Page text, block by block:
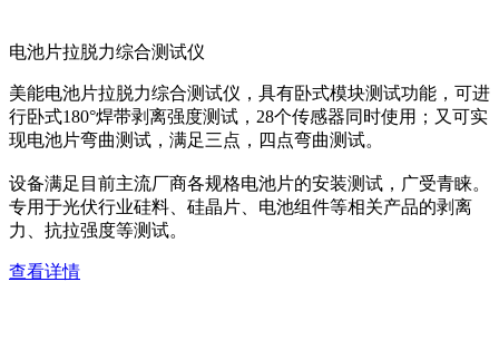
电池片拉脱力综合测试仪
美能电池片拉脱力综合测试仪，具有卧式模块测试功能，可进
行卧式180°焊带剥离强度测试，28个传感器同时使用；又可实
现电池片弯曲测试，满足三点，四点弯曲测试。
设备满足目前主流厂商各规格电池片的安装测试，广受青睐。
专用于光伏行业硅料、硅晶片、电池组件等相关产品的剥离
力、抗拉强度等测试。
查看详情